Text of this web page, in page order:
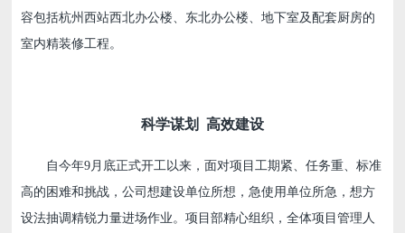
容包括杭州西站西北办公楼、东北办公楼、地下室及配套厨房的
室内精装修工程。
科学谋划 高效建设
自今年9月底正式开工以来，面对项目工期紧、任务重、标准
高的困难和挑战，公司想建设单位所想，急使用单位所急，想方
设法抽调精锐力量进场作业。项目部精心组织，全体项目管理人